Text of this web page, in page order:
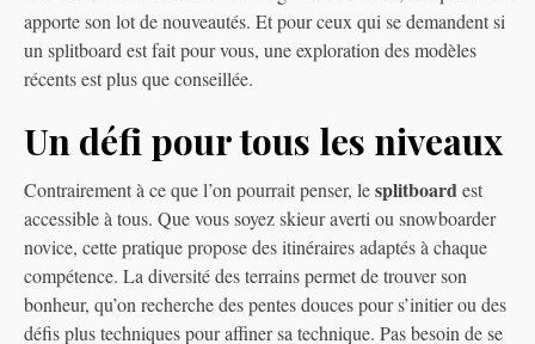
apporte son lot de nouveautés. Et pour ceux qui se demandent si
un splitboard est fait pour vous, une exploration des modèles
récents est plus que conseillée.
Un défi pour tous les niveaux
Contrairement à ce que l’on pourrait penser, lesplitboardest
accessible à tous. Que vous soyez skieur averti ou snowboarder
novice, cette pratique propose des itinéraires adaptés à chaque
compétence. La diversité des terrains permet de trouver son
bonheur, qu’on recherche des pentes douces pour s’initier ou des
défis plus techniques pour affiner sa technique. Pas besoin de se